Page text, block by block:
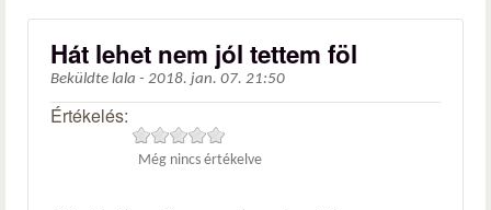
Hát lehet nem jól tettem föl
Beküldte lala - 2018. jan. 07. 21:50
Értékelés:
Még nincs értékelve